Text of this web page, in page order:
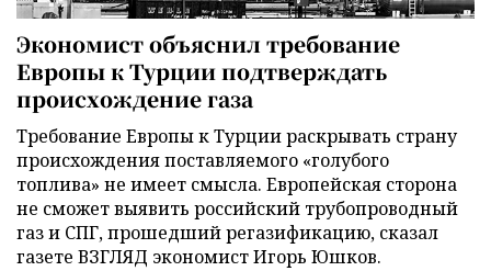
Экономист объяснил требование
Европы к Турции подтверждать
происхождение газа
Требование Европы к Турции раскрывать страну
происхождения поставляемого «голубого
топлива» не имеет смысла. Европейская сторона
не сможет выявить российский трубопроводный
газ и СПГ, прошедший регазификацию, сказал
газете ВЗГЛЯД экономист Игорь Юшков.